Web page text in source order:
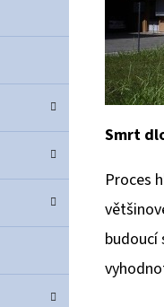
Smrt
Proces
budoucí